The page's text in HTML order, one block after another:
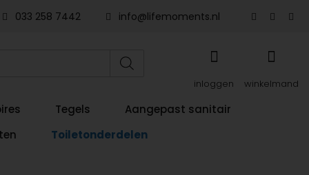
033 258 7442 info@lifemoments.nl
inloggen winkelmand
Tegels
Aangepast sanitair
Toiletonderdelen